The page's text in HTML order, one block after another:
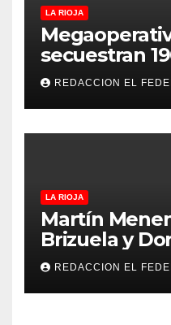
LA RIOJA
secuestran
marihuana
destino La
REDACCION EL
LA RIOJA
Martín
Brizuela y
incendios en
“Miente
REDACCION EL